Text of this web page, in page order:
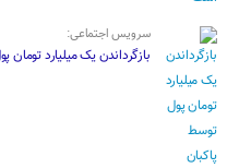
سرویس اجتماعی:
بازگرداندن یک میلیارد تومان